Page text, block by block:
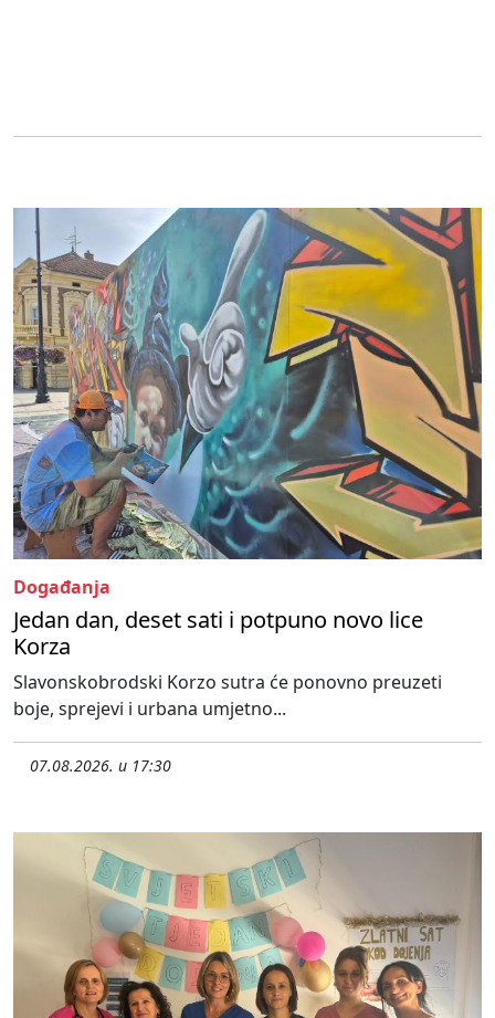
Događanja
Jedan dan, deset sati i potpuno novo lice
Korza
Slavonskobrodski Korzo sutra će ponovno preuzeti
boje, sprejevi i urbana umjetno...
07.08.2026. u 17:30